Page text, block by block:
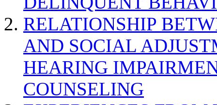
RELATIONSHIP
AND SOCIAL
HEARING
COUNSELING